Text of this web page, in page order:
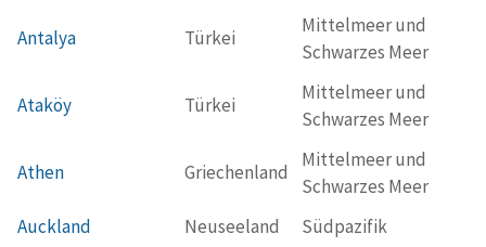
Antalya Türkei
Mittelmeer und
Schwarzes Meer
Ataköy Türkei
Mittelmeer und
Schwarzes Meer
Athen Griechenland
Mittelmeer und
Schwarzes Meer
Auckland
Neuseeland Südpazifik